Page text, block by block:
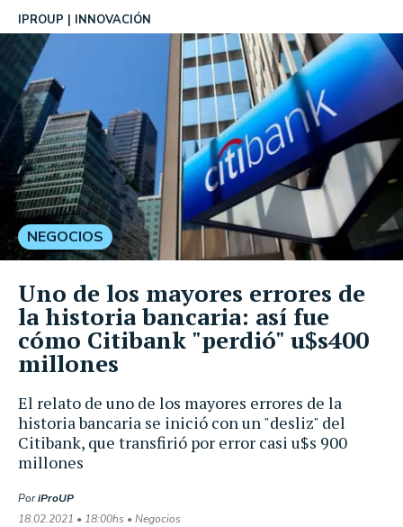
El relato de uno de los mayores errores de la
historia bancaria se inició con un "desliz" del
Citibank, que transfirió por error casi u$s 900
millones
IPROUP INNOVACIÓN
PoriProUP
18.02.2021 • 18:00hs • Negocios
NEGOCIOS
Uno de los mayores errores de
la historia bancaria: así fue
cómo Citibank "perdió" u$s400
millones